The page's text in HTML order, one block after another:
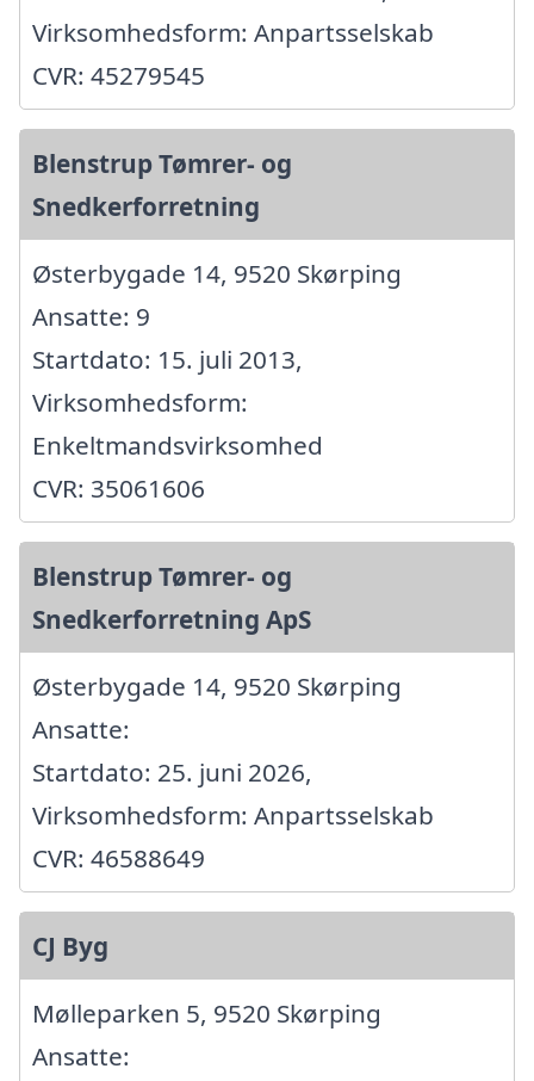
Virksomhedsform: Anpartsselskab
CVR: 45279545
Blenstrup Tømrer- og
Snedkerforretning
Østerbygade 14, 9520 Skørping
Ansatte: 9
Startdato: 15. juli 2013,
Virksomhedsform:
Enkeltmandsvirksomhed
CVR: 35061606
Blenstrup Tømrer- og
Snedkerforretning ApS
Østerbygade 14, 9520 Skørping
Ansatte:
Startdato: 25. juni 2026,
Virksomhedsform: Anpartsselskab
CVR: 46588649
CJ Byg
Mølleparken 5, 9520 Skørping
Ansatte: